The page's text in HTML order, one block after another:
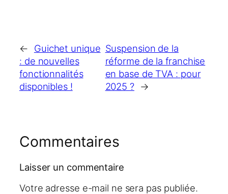
←
Guichet unique
: de nouvelles
fonctionnalités
disponibles !
Suspension de la
réforme de la franchise
en base de TVA : pour
2025 ? →
Commentaires
Laisser un commentaire
Votre adresse e-mail ne sera pas publiée.